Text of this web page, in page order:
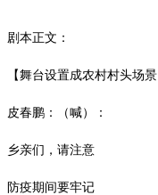
剧本正文：
【舞台设置成农村村头场
皮春鹏：（喊）：
乡亲们，请注意
防疫期间要牢记